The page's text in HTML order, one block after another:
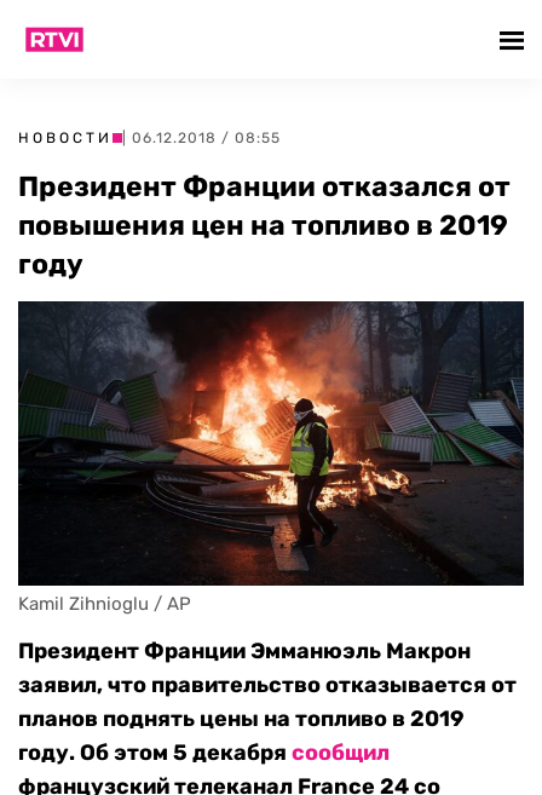
НОВОСТИ | 06.12.2018 / 08:55
Президент Франции отказался от
повышения цен на топливо в 2019
году
Kamil Zihnioglu / AP
Президент Франции Эмманюэль Макрон
заявил, что правительство отказывается от
планов поднять цены на топливо в 2019
году. Об этом 5 декабря сообщил
французский телеканал France 24 со